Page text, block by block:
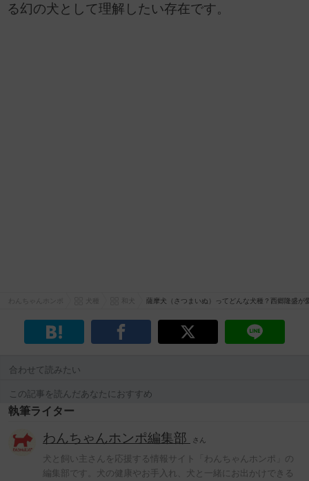
る幻の犬として理解したい存在です。
薩摩犬（さつまいぬ）ってどんな犬種？西郷隆盛
合わせて読みたい
この記事を読んだあなたにおすすめ
執筆ライター
わんちゃんホンポ編集部 さん
犬と飼い主さんを応援する情報サイト「わんちゃんホンポ」の
編集部です。犬の健康やお手入れ、犬と一緒にお出かけできる